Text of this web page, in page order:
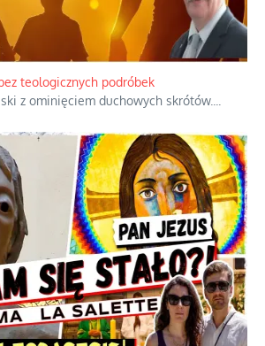
bez państwowej dotacji
przedstawia kulisy powstawania swoich
związane z ich finansowaniem oraz
biografii...